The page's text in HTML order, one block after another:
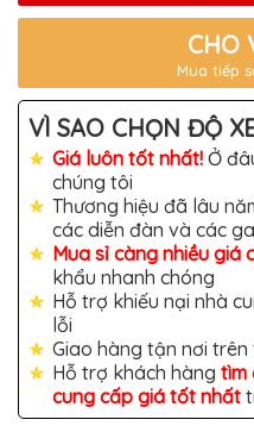
COOPER
VINFAST
ĐỒ
CHƠI
Ô
TÔ
ĐỒ
CHƠI
XE
HƠI
MỚI
NHẤT
ĐỒ
CHƠI
XE
HƠI
CHO
Mua tiếp
VÌ SAO CHỌN ĐỘ
Giá luôn tốt nhất! Ở
chúng tôi
Thương hiệu đã lâu
các diễn đàn và các
Mua sỉ càng nhiều giá
khẩu nhanh chóng
Hỗ trợ khiếu nại nhà
lỗi
Giao hàng tận nơi
Hỗ trợ khách hàng tìm
cung cấp giá tốt nhất